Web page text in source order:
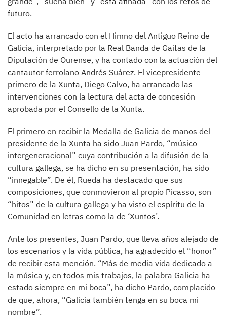
futuro.
El acto ha arrancado con el Himno del Antiguo Reino de
Galicia, interpretado por la Real Banda de Gaitas de la
Diputación de Ourense, y ha contado con la actuación del
cantautor ferrolano Andrés Suárez. El vicepresidente
primero de la Xunta, Diego Calvo, ha arrancado las
intervenciones con la lectura del acta de concesión
aprobada por el Consello de la Xunta.
El primero en recibir la Medalla de Galicia de manos del
presidente de la Xunta ha sido Juan Pardo, “músico
intergeneracional” cuya contribución a la difusión de la
cultura gallega, se ha dicho en su presentación, ha sido
“innegable”. De él, Rueda ha destacado que sus
composiciones, que conmovieron al propio Picasso, son
“hitos” de la cultura gallega y ha visto el espíritu de la
Comunidad en letras como la de ‘Xuntos’.
Ante los presentes, Juan Pardo, que lleva años alejado de
los escenarios y la vida pública, ha agradecido el “honor”
de recibir esta mención. “Más de media vida dedicado a
la música y, en todos mis trabajos, la palabra Galicia ha
estado siempre en mi boca”, ha dicho Pardo, complacido
de que, ahora, “Galicia también tenga en su boca mi
nombre”.